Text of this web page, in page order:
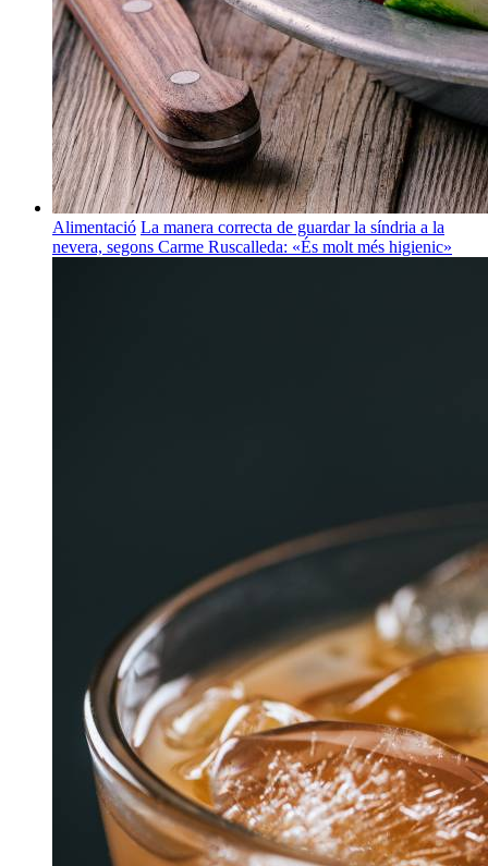
Alimentació La manera correcta de guardar la síndria a la
nevera, segons Carme Ruscalleda: «És molt més higienic»